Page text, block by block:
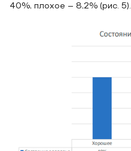
40%, плохое – 8,2% (рис. 5).